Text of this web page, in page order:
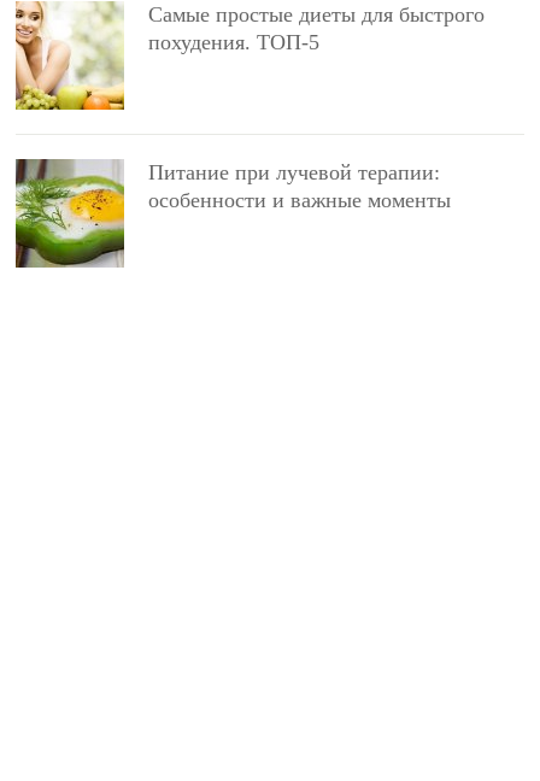
Самые простые диеты для быстрого
похудения. ТОП-5
Питание при лучевой терапии:
особенности и важные моменты